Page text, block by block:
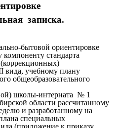
записка.
бытовой ориентировке
компоненту стандарта
вида, учебному плану
общеобразовательного
школы-интерната № 1
области рассчитанному
и разработанному на
специальных